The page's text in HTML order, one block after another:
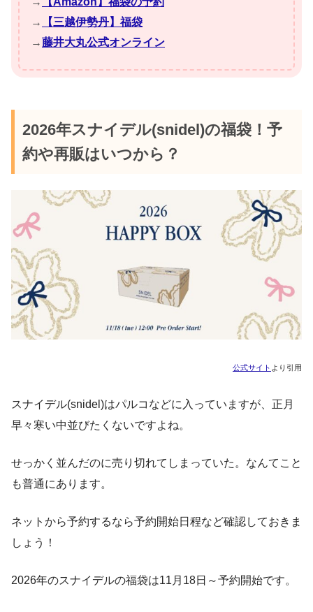
→
【三越伊勢丹】福袋
→藤井大丸公式オンライン
2026年スナイデル(snidel)の福袋！予
約や再販はいつから？
公式サイト より引用
スナイデル(snidel)はパルコなどに入っていますが、正月
早々寒い中並びたくないですよね。
せっかく並んだのに売り切れてしまっていた。なんてこと
も普通にあります。
ネットから予約するなら予約開始日程など確認しておきま
しょう！
2026年のスナイデルの福袋は11月18日～予約開始です。